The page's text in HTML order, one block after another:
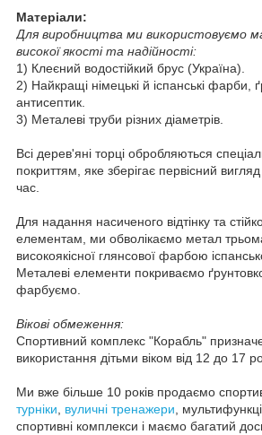
Матеріали:
Для виробництва ми використовуємо
високої якості та надійності:
1) Клеєний водостійкий брус (Україна).
2) Найкращі німецькі й іспанські фарби,
антисептик.
3) Металеві труби різних діаметрів.
Всі дерев'яні торці обробляються
покриттям, яке зберігає первісний
час.
Для надання насиченого відтінку та
елементам, ми обволікаємо метал
високоякісної глянсової фарбою
Металеві елементи покриваємо
фарбуємо.
Вікові обмеження:
Спортивний комплекс "Корабль"
використання дітьми віком від 12 до 17
Ми вже більше 10 років продаємо
турніки, вуличні тренажери,
спортивні комплекси і маємо багатий